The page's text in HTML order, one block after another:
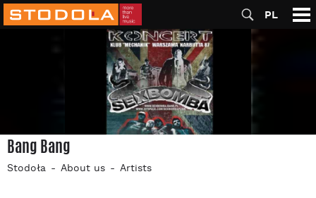
PL
Bang Bang
Stodoła About us Artists